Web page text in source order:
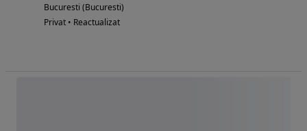
Bucuresti (Bucuresti)
Privat • Reactualizat